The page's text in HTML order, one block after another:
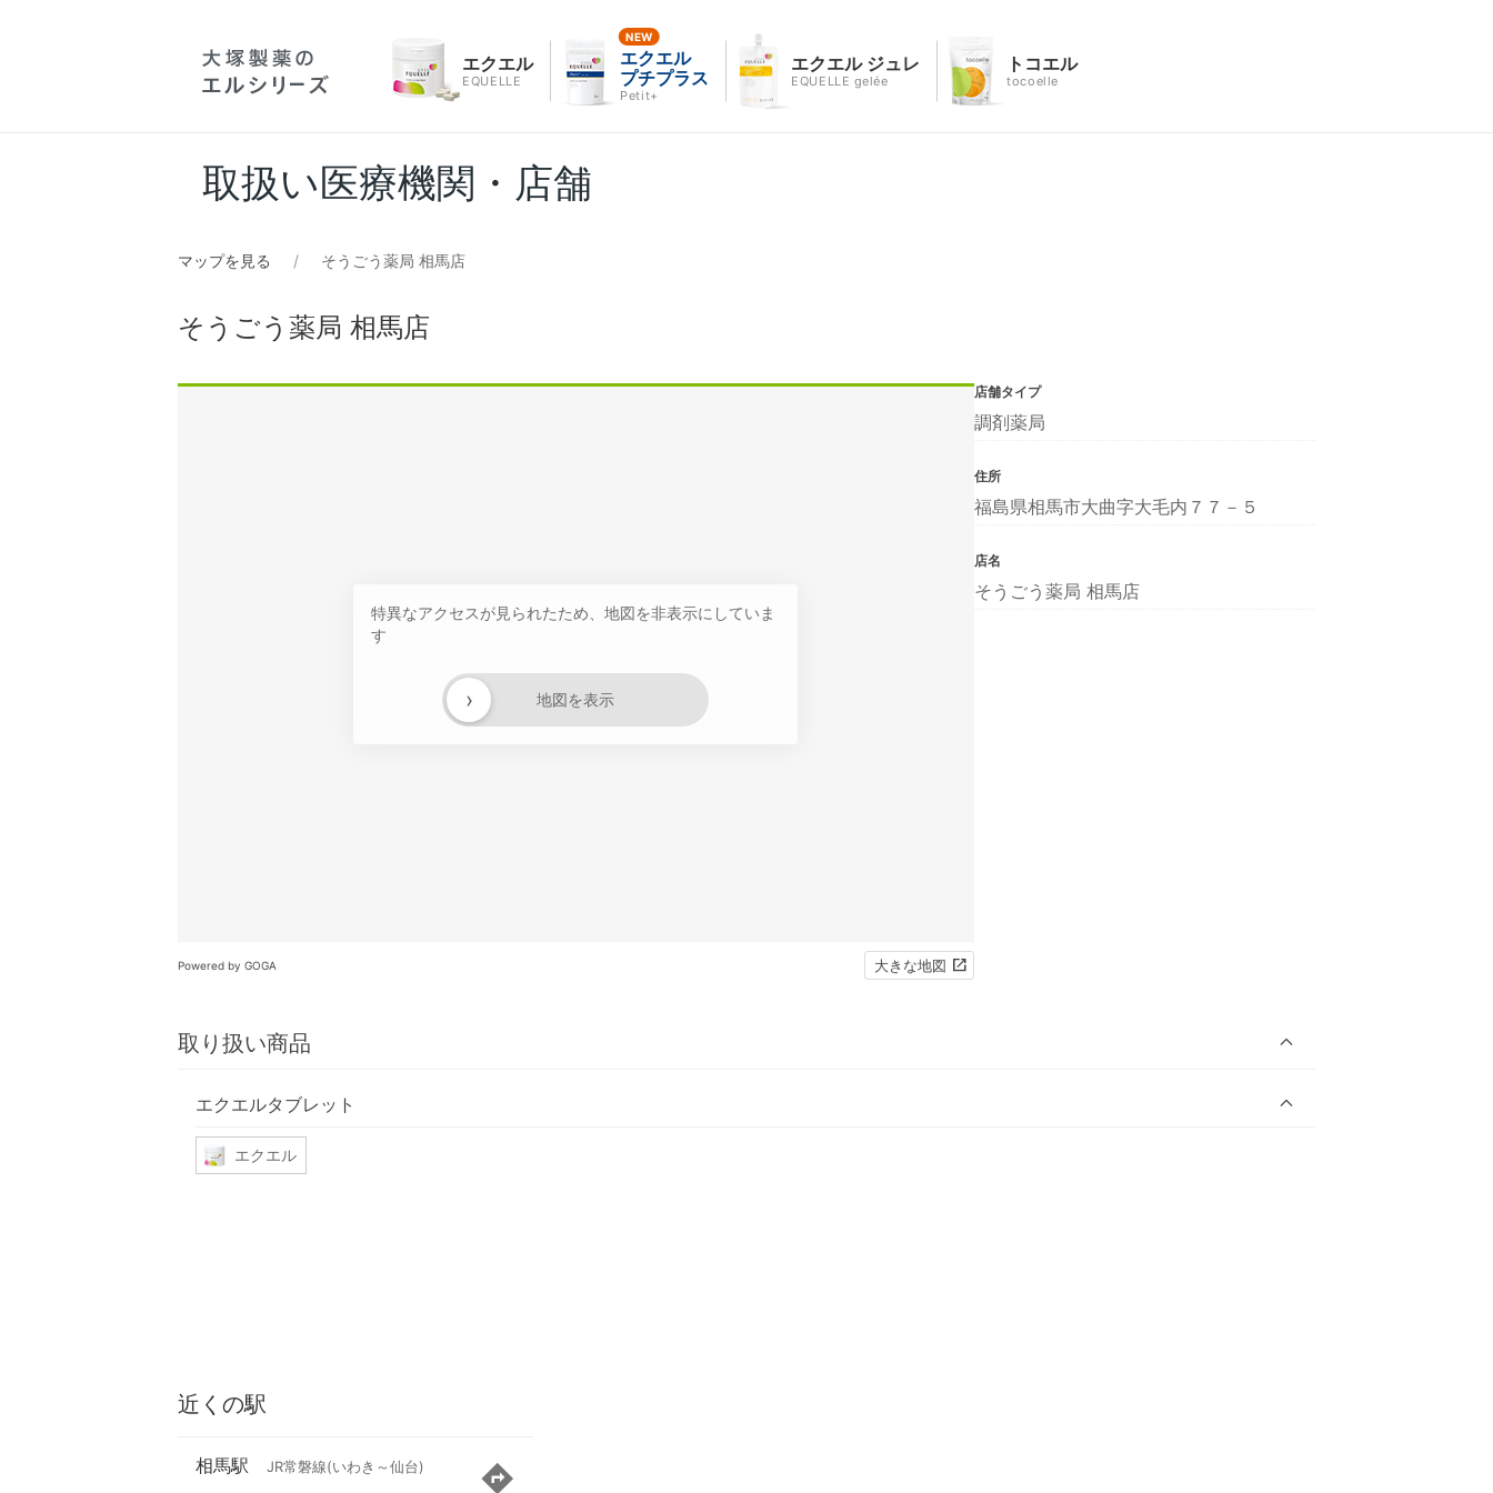
エクエル
EQUELLE
エクエル
プチプラス
Petit+
エクエル ジュレ
EQUELLE gelée
トコエル
tocoelle
取扱い医療機関・店舗
マップを見る そうごう薬局 相馬店
そうごう薬局 相馬店
特異なアクセスが見られたため、地図を非表示にしていま
す
地図を表示
›
Powered by GOGA 大きな地図
取り扱い商品
エクエルタブレット
エクエル
店舗タイプ
調剤薬局
住所
福島県相馬市大曲字大毛内７７－５
店名
そうごう薬局 相馬店
近くの駅
相馬駅 JR常磐線(いわき～仙台)